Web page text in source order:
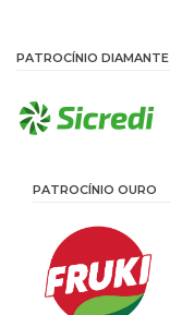
PATROCÍNIO DIAMANTE
PATROCÍNIO OURO